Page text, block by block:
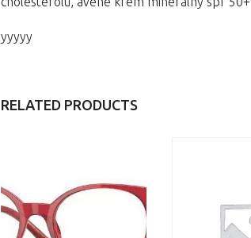
yyyyy
RELATED PRODUCTS